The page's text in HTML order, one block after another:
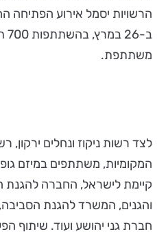
הרשויות יסמל אירוע הפתיחה
משתתפת.
לצד רשות ניקוז ונחלים ירקון,
המקומיות, משתתפים במיזם
קיימת לישראל, החברה
והגנים, המשרד להגנת
חברת גני יהושע ועוד. שיתוף